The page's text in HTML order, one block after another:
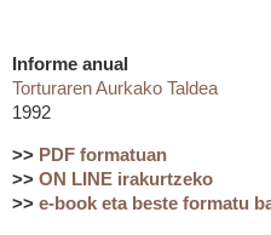
Informe anual
Torturaren Aurkako Taldea
1992
>> PDF formatuan
>> ON LINE irakurtzeko
>> e-book eta beste formatu